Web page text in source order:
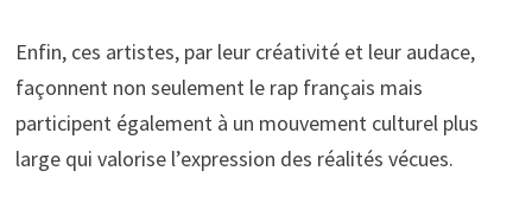
Enfin, ces artistes, par leur créativité et leur audace,
façonnent non seulement le rap français mais
participent également à un mouvement culturel plus
large qui valorise l’expression des réalités vécues.